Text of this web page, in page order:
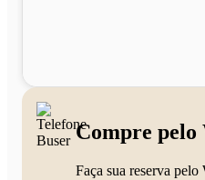
Compre pelo
Faça sua reserva